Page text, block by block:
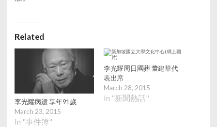
Related
李光耀病逝 享年91歲
March 23, 2015
In "事件簿"
李光耀周日國葬 董建華代
表出席
March 28, 2015
In "新聞熱話"